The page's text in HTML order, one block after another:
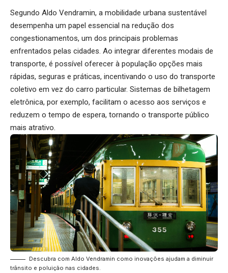
Segundo Aldo Vendramin, a mobilidade urbana sustentável
desempenha um papel essencial na redução dos
congestionamentos, um dos principais problemas
enfrentados pelas cidades. Ao integrar diferentes modais de
transporte, é possível oferecer à população opções mais
rápidas, seguras e práticas, incentivando o uso do transporte
coletivo em vez do carro particular. Sistemas de bilhetagem
eletrônica, por exemplo, facilitam o acesso aos serviços e
reduzem o tempo de espera, tornando o transporte público
mais atrativo.
Descubra com Aldo Vendramin como inovações ajudam a diminuir
trânsito e poluição nas cidades.